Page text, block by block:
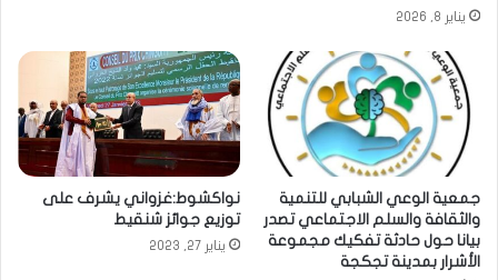
يناير 8, 2026
جمعية الوعي الشبابي للتنمية
والثقافة والسلم الاجتماعي تصدر
بيانا حول حادثة تفكيك مجموعة
الأشرار بمدينة تجكجة
نواكشوط:غزواني يشرف على
توزيع جوائز شنقيط
يناير 27, 2023